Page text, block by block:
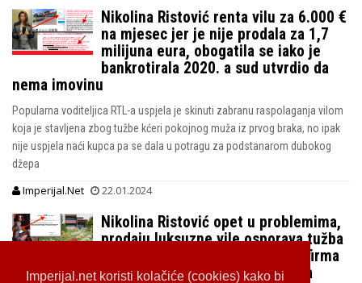
Imperijal.net koristi kolačiće (cookies) kako bi
Nikolina Ristović renta vilu za 6.000 €
na mjesec jer je nije prodala za 1,7
milijuna eura, obogatila se iako je
bankrotirala 2020. a sud utvrdio da
nema imovinu
Popularna voditeljica RTL-a uspjela je skinuti zabranu raspolaganja vilom
koja je stavljena zbog tužbe kćeri pokojnog muža iz prvog braka, no ipak
nije uspjela naći kupca pa se dala u potragu za podstanarom dubokog
džepa
Imperijal.Net 22.01.2024
Nikolina Ristović opet u problemima,
prodaju luksuzne vile osporava tužba
Vidojeve kćeri iz prvog braka a firma
joj je iznova zaglibila u gubicima